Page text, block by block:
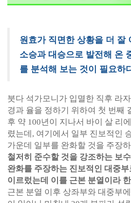
원효가 직면한 상황을 더 잘
소승과 대승으로 발전해 온
를 분석해 보는 것이 필요하
붓다 석가모니가 입멸한 직후 라
경과 율을 정하기 위하여 첫 번째
후 약 100년이 지나서 바이 살 리
렸는데, 여기에서 일부 진보적인
가운데 일부를 완화할 것을 주장
철저히 준수할 것을 강조하는 보
완화를 주장하는 진보적인 대중부
이르렀는데 이를 근본 분열이라
근본 분열 이후 상좌부와 대중부